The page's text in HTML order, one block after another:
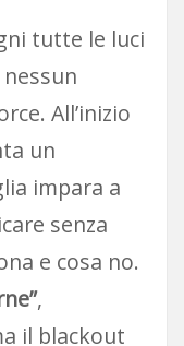
tutte le luci
All’inizio
un
impara a
senza
e cosa no.
,
il blackout